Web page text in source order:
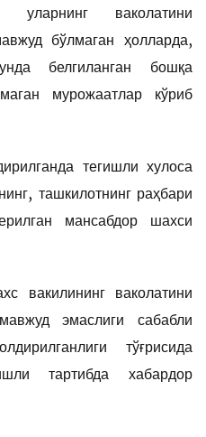
уларнинг ваколатини
бўлмаган ҳолларда,
белгиланган бошқа
мурожаатлар кўриб
тегишли хулоса
ташкилотнинг раҳбари
мансабдор шахси
вакилининг ваколатини
эмаслиги сабабли
тўғрисида
тартибда хабардор